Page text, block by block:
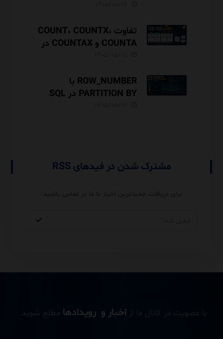
تفاوت COUNT، COUNTX،
COUNTA و COUNTAX در
ROW_NUMBER با
PARTITION BY در SQL
مشترک شدن در فیدهای RSS
برای دریافت جدیدترین اخبار با ما در تماس باشید.
با عضویت در کانال ما از اخبار و رویدادها مطلع شوید.